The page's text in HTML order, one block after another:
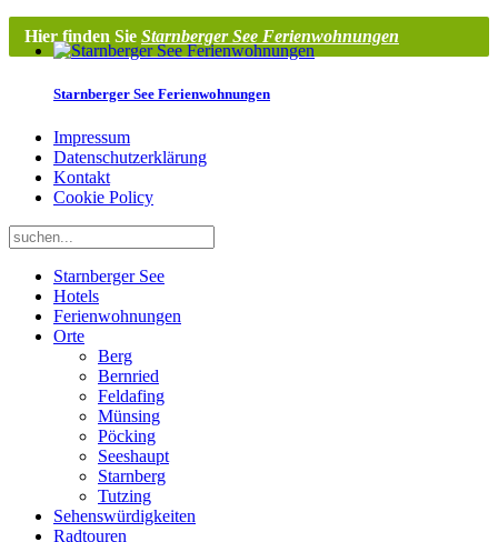
Hier finden Sie Starnberger See Ferienwohnungen
Starnberger See Ferienwohnungen
Impressum
Datenschutzerklärung
Kontakt
Cookie Policy
Starnberger See
Hotels
Ferienwohnungen
Orte
Berg
Bernried
Feldafing
Münsing
Pöcking
Seeshaupt
Starnberg
Tutzing
Sehenswürdigkeiten
Radtouren